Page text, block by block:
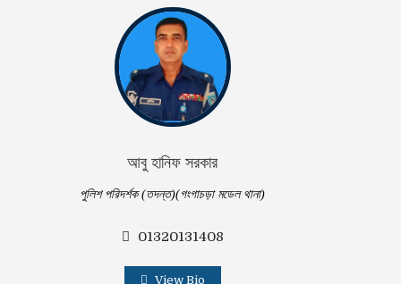
আবু হানিফ সরকার
পুলিশ পরিদর্শক (তদন্ত)(গংগাচড়া মডেল থানা)
01320131408
View Bio